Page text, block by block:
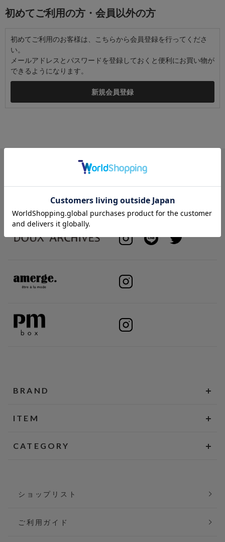
初めてご利用の方・会員以外の方
初めてご利用のお客様は、こちらから会員登録を行ってくださ
い。
メールアドレスとパスワードを登録しておくと便利にお買い物が
できるようになります。
BRAND
ITEM
CATEGORY
ショップリスト
ご利用ガイド